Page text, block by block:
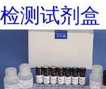
检测试剂盒